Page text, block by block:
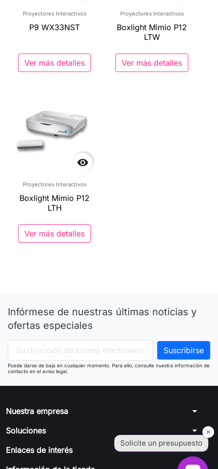
Proyectores Interactivos
P9 WX33NST
Ver más detalles
Proyectores Interactivos
Boxlight Mimio P12
LTW
Ver más detalles

Proyectores Interactivos
Boxlight Mimio P12
LTH
Ver más detalles
Infórmese de nuestras últimas noticias y
ofertas especiales
Puede darse de baja en cualquier momento. Para ello, consulte nuestra información de
contacto en el aviso legal.
Nuestra empresa arrow_drop_down
Soluciones arrow_drop_down
Enlaces de interés arrow_drop_down